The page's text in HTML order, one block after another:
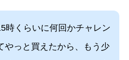
時くらいに何回かチャレン
やっと買えたから、もう少